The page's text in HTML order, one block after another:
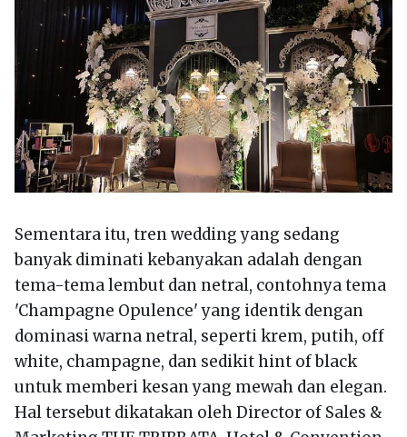
Sementara itu, tren wedding yang sedang
banyak diminati kebanyakan adalah dengan
tema-tema lembut dan netral, contohnya tema
'Champagne Opulence' yang identik dengan
dominasi warna netral, seperti krem, putih, off
white, champagne, dan sedikit hint of black
untuk memberi kesan yang mewah dan elegan.
Hal tersebut dikatakan oleh Director of Sales &